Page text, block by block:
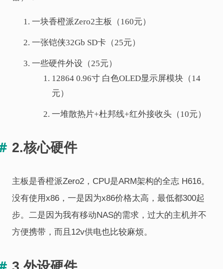
一块香橙派Zero2主板（160元）
一张铠侠32Gb SD卡（25元）
一些硬件外设（25元）
12864 0.96寸 白色OLED显示屏模块（14
元）
一堆散热片+杜邦线+红外接收头（10元）
2.核心硬件
主板是香橙派Zero2，CPU是ARM架构的全志 H616。
没有使用x86，一是因为x86价格太高，最低都300起
步。二是因为我有移动NAS的需求，过大的主机并不
方便携带，而且12v供电也比较麻烦。